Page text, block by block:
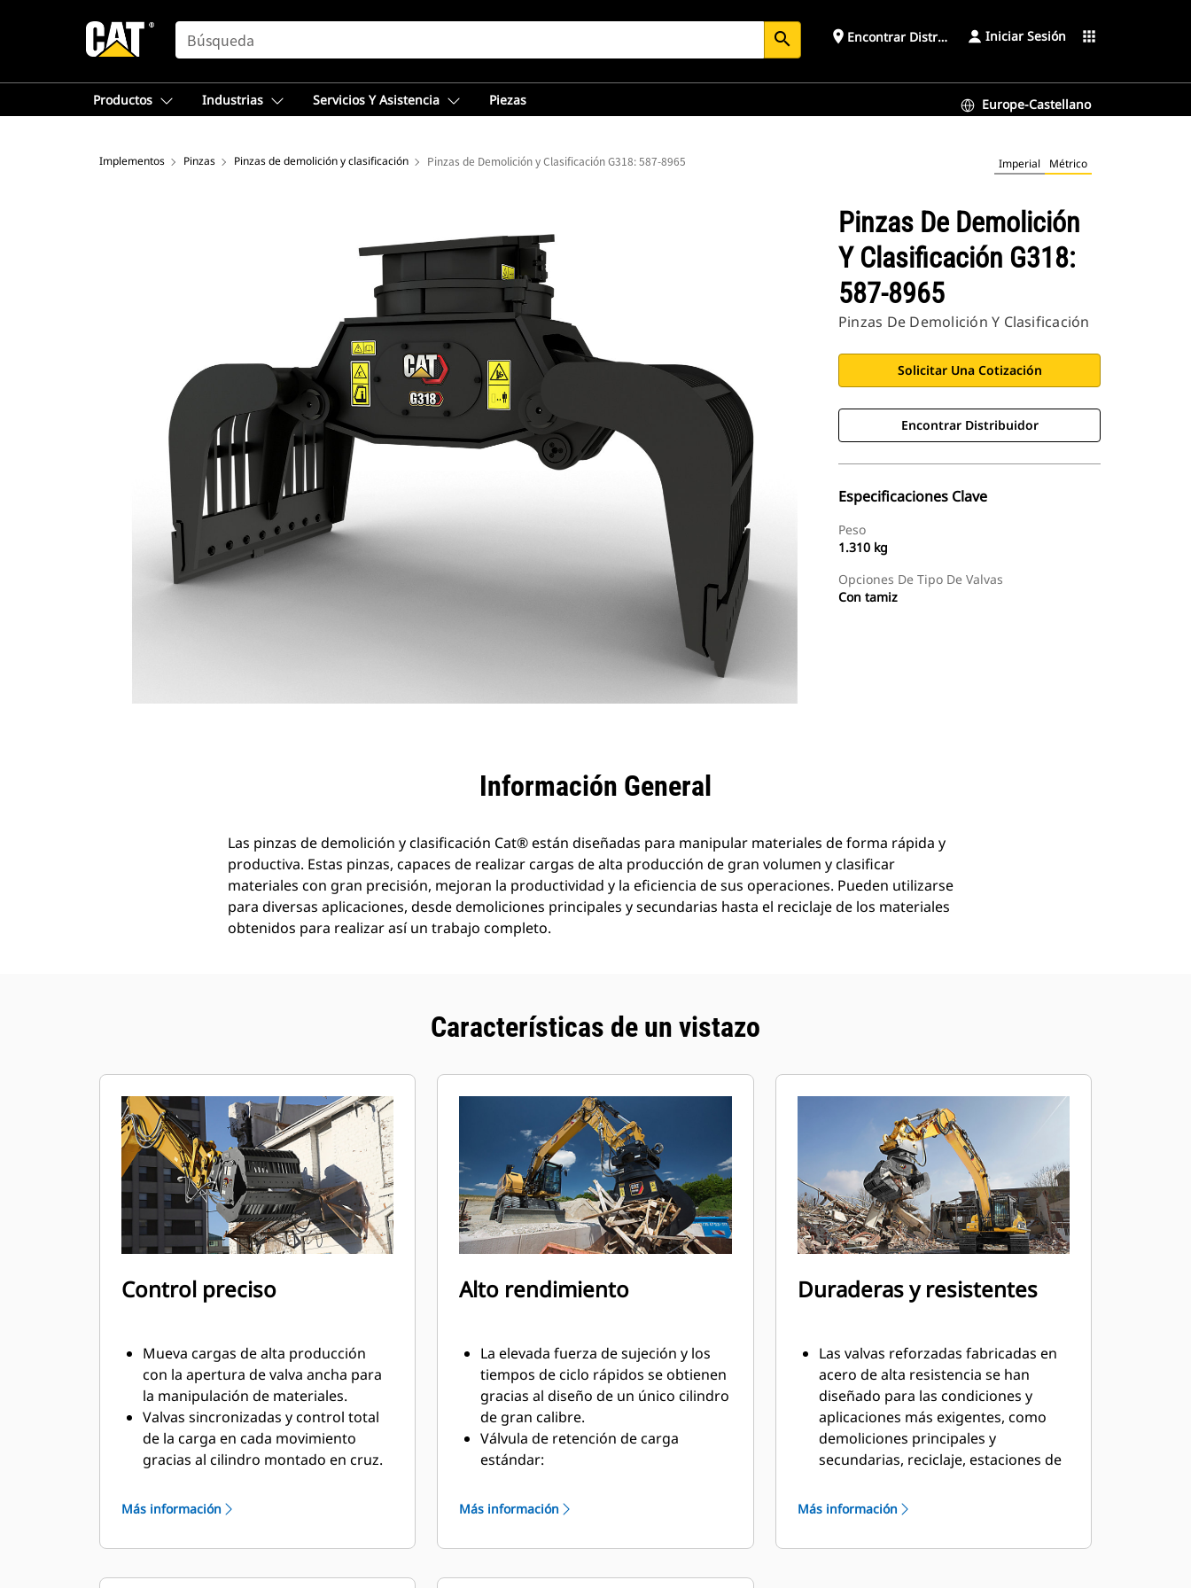
SEARCH search place Encontrar Distribuidor Iniciar Sesión apps
Productos Industrias Servicios Y Asistencia Piezas Europe-Castellano
Implementos Pinzas Pinzas de demolición y clasificación Pinzas de Demolición y Clasificación G318: 587-8965 Imperial Métrico
Pinzas De Demolición
Y Clasificación G318:
587-8965
Pinzas De Demolición Y Clasificación
Solicitar Una Cotización
Encontrar Distribuidor
Especificaciones Clave
Peso
1.310 kg
Opciones De Tipo De Valvas
Con tamiz
Información General
Las pinzas de demolición y clasificación Cat® están diseñadas para manipular materiales de forma rápida y
productiva. Estas pinzas, capaces de realizar cargas de alta producción de gran volumen y clasificar
materiales con gran precisión, mejoran la productividad y la eficiencia de sus operaciones. Pueden utilizarse
para diversas aplicaciones, desde demoliciones principales y secundarias hasta el reciclaje de los materiales
obtenidos para realizar así un trabajo completo.
Características de un vistazo
Control preciso
Mueva cargas de alta producción
con la apertura de valva ancha para
la manipulación de materiales.
Valvas sincronizadas y control total
de la carga en cada movimiento
gracias al cilindro montado en cruz.
cargas o recoja, clasifique y deposite
de sobremordida para lograr un
Más información
Alto rendimiento
La elevada fuerza de sujeción y los
tiempos de ciclo rápidos se obtienen
gracias al diseño de un único cilindro
de gran calibre.
Válvula de retención de carga
estándar:
contenedores. El perfil de las valvas
libre entre la cuchilla y los bordes y
Más información
Duraderas y resistentes
Las valvas reforzadas fabricadas en
acero de alta resistencia se han
diseñado para las condiciones y
aplicaciones más exigentes, como
demoliciones principales y
secundarias, reciclaje, estaciones de
de árboles, construcción de muros
El material llena la valva y fluye con
Más información